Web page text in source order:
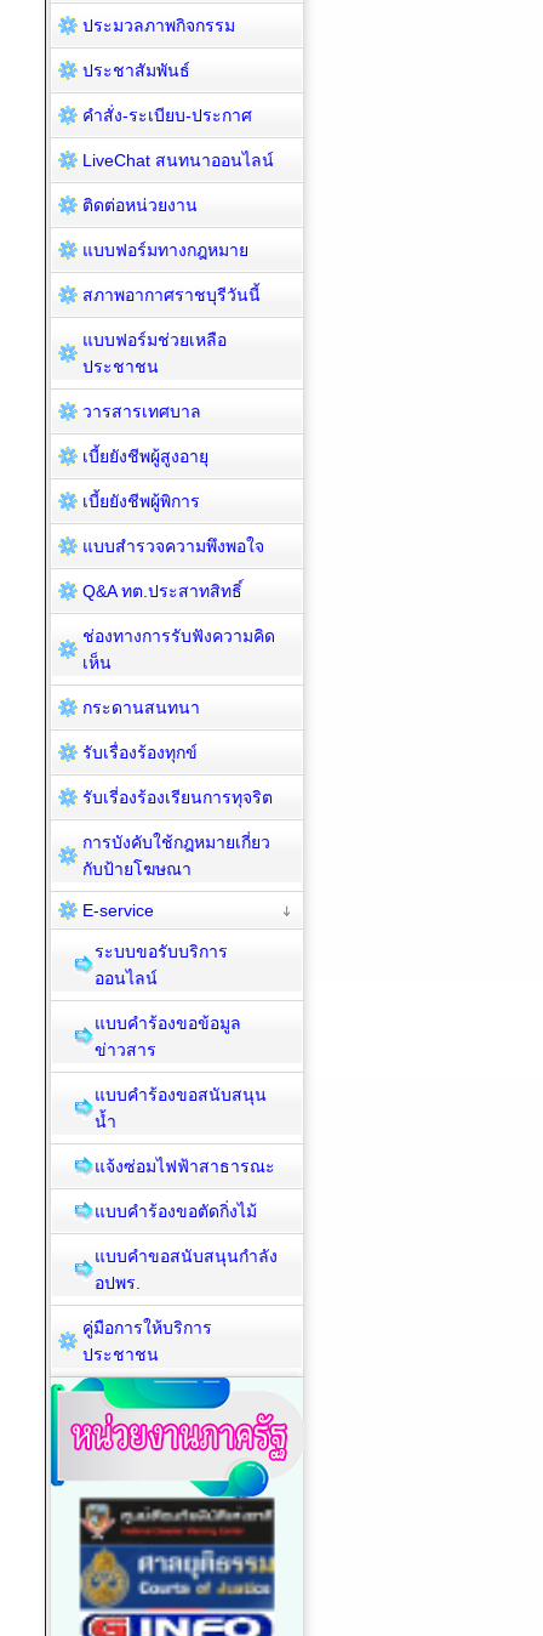
ประมวลภาพกิจกรรม
ประชาสัมพันธ์
คำสั่ง-ระเบียบ-ประกาศ
LiveChat สนทนาออนไลน์
ติดต่อหน่วยงาน
แบบฟอร์มทางกฎหมาย
สภาพอากาศราชบุรีวันนี้
แบบฟอร์มช่วยเหลือ
ประชาชน
วารสารเทศบาล
เบี้ยยังชีพผู้สูงอายุ
เบี้ยยังชีพผู้พิการ
แบบสำรวจความพึงพอใจ
Q&A ทต.ประสาทสิทธิ์
ช่องทางการรับฟังความคิด
เห็น
กระดานสนทนา
รับเรื่องร้องทุกข์
รับเรี่องร้องเรียนการทุจริต
การบังคับใช้กฎหมายเกี่ยว
กับป้ายโฆษณา
E-service
ระบบขอรับบริการ
ออนไลน์
แบบคำร้องขอข้อมูล
ข่าวสาร
แบบคำร้องขอสนับสนุน
น้ำ
แจ้งซ่อมไฟฟ้าสาธารณะ
แบบคำร้องขอตัดกิ่งไม้
แบบคำขอสนับสนุนกำลัง
อปพร.
คู่มือการให้บริการ
ประชาชน